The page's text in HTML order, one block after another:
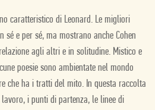
caratteristico di Leonard. Le migliori
e per sé, ma mostrano anche Cohen
agli altri e in solitudine. Mistico e
poesie sono ambientate nel mondo
che ha i tratti del mito. In questa raccolta
i punti di partenza, le linee di